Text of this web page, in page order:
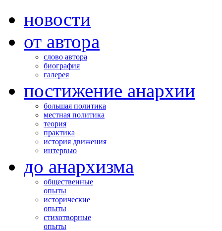
новости
от автора
слово автора
биография
галерея
постижение анархии
большая политика
местная политика
теория
практика
история движения
интервью
до анархизма
общественные
опыты
исторические
опыты
стихотворные
опыты